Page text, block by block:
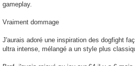
gameplay.
Vraiment dommage
J'aurais adoré une inspiration des dogfight
ultra intense, mélangé a un style plus